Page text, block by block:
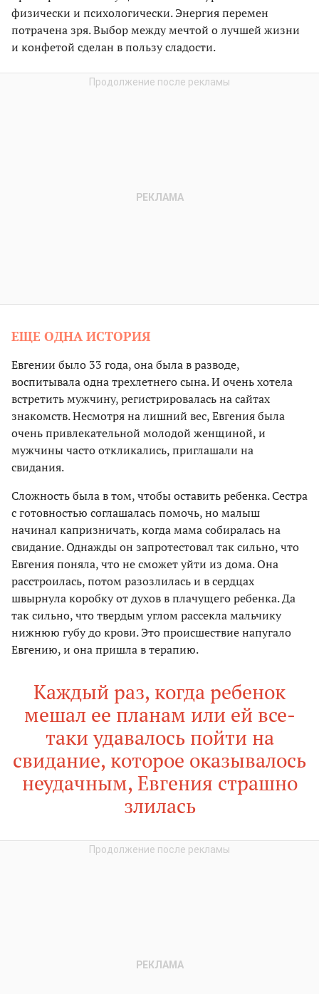
физически и психологически. Энергия перемен
потрачена зря. Выбор между мечтой о лучшей жизни
и конфетой сделан в пользу сладости.
ЕЩЕ ОДНА ИСТОРИЯ
Евгении было 33 года, она была в разводе,
воспитывала одна трехлетнего сына. И очень хотела
встретить мужчину, регистрировалась на сайтах
знакомств. Несмотря на лишний вес, Евгения была
очень привлекательной молодой женщиной, и
мужчины часто откликались, приглашали на
свидания.
Сложность была в том, чтобы оставить ребенка. Сестра
с готовностью соглашалась помочь, но малыш
начинал капризничать, когда мама собиралась на
свидание. Однажды он запротестовал так сильно, что
Евгения поняла, что не сможет уйти из дома. Она
расстроилась, потом разозлилась и в сердцах
швырнула коробку от духов в плачущего ребенка. Да
так сильно, что твердым углом рассекла мальчику
нижнюю губу до крови. Это происшествие напугало
Евгению, и она пришла в терапию.
Каждый раз, когда ребенок
мешал ее планам или ей все-
таки удавалось пойти на
свидание, которое оказывалось
неудачным, Евгения страшно
злилась